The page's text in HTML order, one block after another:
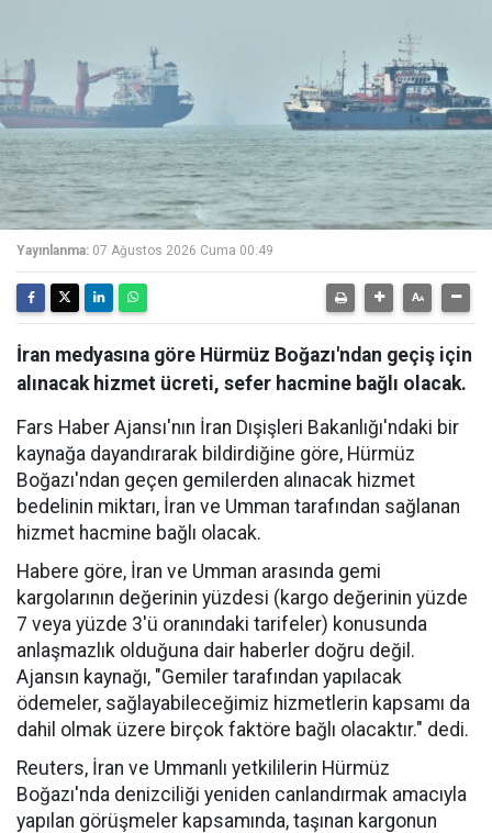
Yayınlanma: 07 Ağustos 2026 Cuma 00:49
İran medyasına göre Hürmüz Boğazı'ndan geçiş için
alınacak hizmet ücreti, sefer hacmine bağlı olacak.
Fars Haber Ajansı'nın İran Dışişleri Bakanlığı'ndaki bir
kaynağa dayandırarak bildirdiğine göre, Hürmüz
Boğazı'ndan geçen gemilerden alınacak hizmet
bedelinin miktarı, İran ve Umman tarafından sağlanan
hizmet hacmine bağlı olacak.
Habere göre, İran ve Umman arasında gemi
kargolarının değerinin yüzdesi (kargo değerinin yüzde
7 veya yüzde 3'ü oranındaki tarifeler) konusunda
anlaşmazlık olduğuna dair haberler doğru değil.
Ajansın kaynağı, "Gemiler tarafından yapılacak
ödemeler, sağlayabileceğimiz hizmetlerin kapsamı da
dahil olmak üzere birçok faktöre bağlı olacaktır." dedi.
Reuters, İran ve Ummanlı yetkililerin Hürmüz
Boğazı'nda denizciliği yeniden canlandırmak amacıyla
yapılan görüşmeler kapsamında, taşınan kargonun